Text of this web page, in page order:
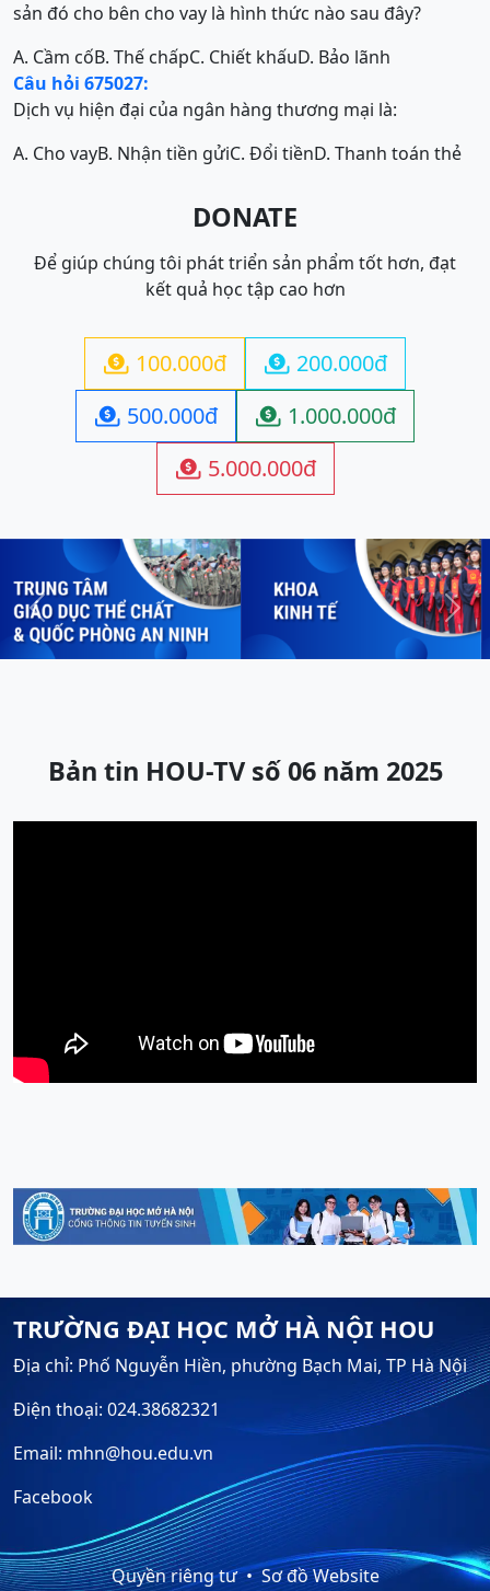
sản đó cho bên cho vay là hình thức nào sau đây?
A. Cầm cốB. Thế chấpC. Chiết khấuD. Bảo lãnh
Câu hỏi 675027:
Dịch vụ hiện đại của ngân hàng thương mại là:
A. Cho vayB. Nhận tiền gửiC. Đổi tiềnD. Thanh toán thẻ
DONATE
Để giúp chúng tôi phát triển sản phẩm tốt hơn, đạt
kết quả học tập cao hơn
 100.000đ  200.000đ
 500.000đ  1.000.000đ
 5.000.000đ
Previous Next
Bản tin HOU-TV số 06 năm 2025
TRƯỜNG ĐẠI HỌC MỞ HÀ NỘI HOU
Địa chỉ: Phố Nguyễn Hiền, phường Bạch Mai, TP Hà Nội
Điện thoại: 024.38682321
Email: mhn@hou.edu.vn
Facebook
Quyền riêng tư Sơ đồ Website